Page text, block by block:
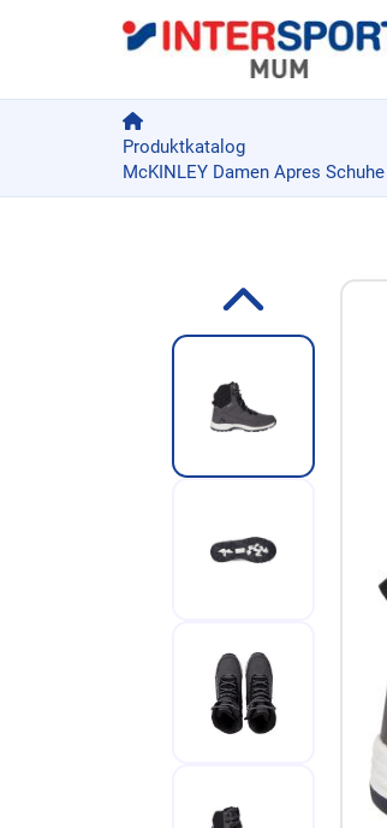
Produktkatalog
McKINLEY Damen Apres
Zur Produktbeschreibung springen